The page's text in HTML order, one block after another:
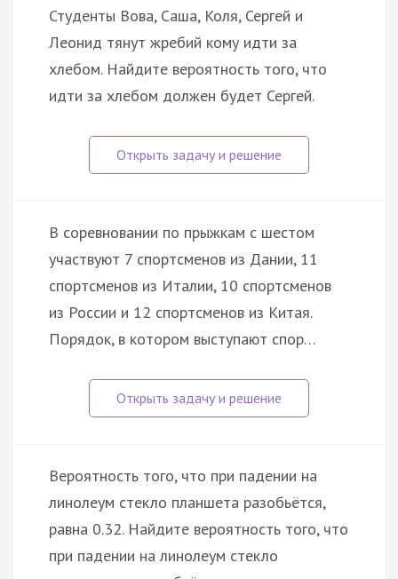
Студенты Вова, Саша, Коля, Сергей и
Леонид тянут жребий кому идти за
хлебом. Найдите вероятность того, что
идти за хлебом должен будет Сергей.
В соревновании по прыжкам с шестом
участвуют 7 спортсменов из Дании, 11
спортсменов из Италии, 10 спортсменов
из России и 12 спортсменов из Китая.
Порядок, в котором выступают спор…
Вероятность того, что при падении на
линолеум стекло планшета разобьётся,
равна 0.32. Найдите вероятность того, что
при падении на линолеум стекло